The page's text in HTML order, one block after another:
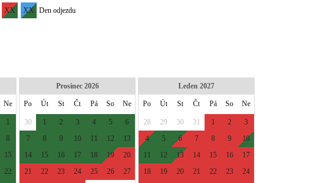
XX XX Den odjezdu
Ne
1
8
15
22
Prosinec 2026
Po Út St Čt Pá So Ne
30 1 2 3 4 5
6
7
8 9 10 11 12
13
14
15 16 17 18 19
20
21
22 23 24 25 26
27
Leden 2027
Po Út St Čt Pá So Ne
28 29 30 31 1 2
3
4
5 6 7 8 9
10
11
12 13 14 15 16
17
18
19 20 21 22 23
24